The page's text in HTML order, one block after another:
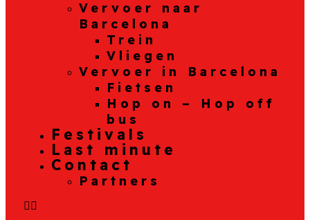
Vervoer naar
Barcelona
Trein
Vliegen
Vervoer in Barcelona
Fietsen
Hop on – Hop off
bus
Festivals
Last minute
Contact
Partners